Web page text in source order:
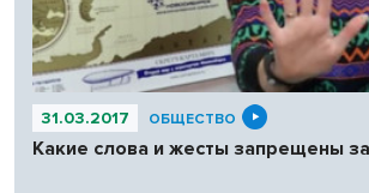
31.03.2017 ОБЩЕСТВО
Какие слова и жесты запрещены